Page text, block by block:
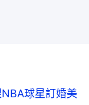
球星訂婚美